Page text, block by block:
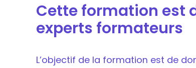
Cette formation est
experts formateurs
L’objectif de la formation est de